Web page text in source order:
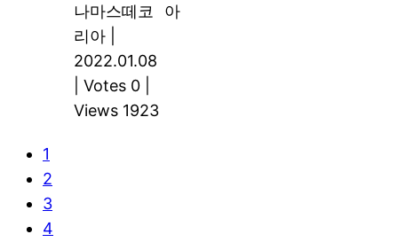
나마스떼코
리아
2022.01.08
Votes 0
Views 1923
아
1
2
3
4